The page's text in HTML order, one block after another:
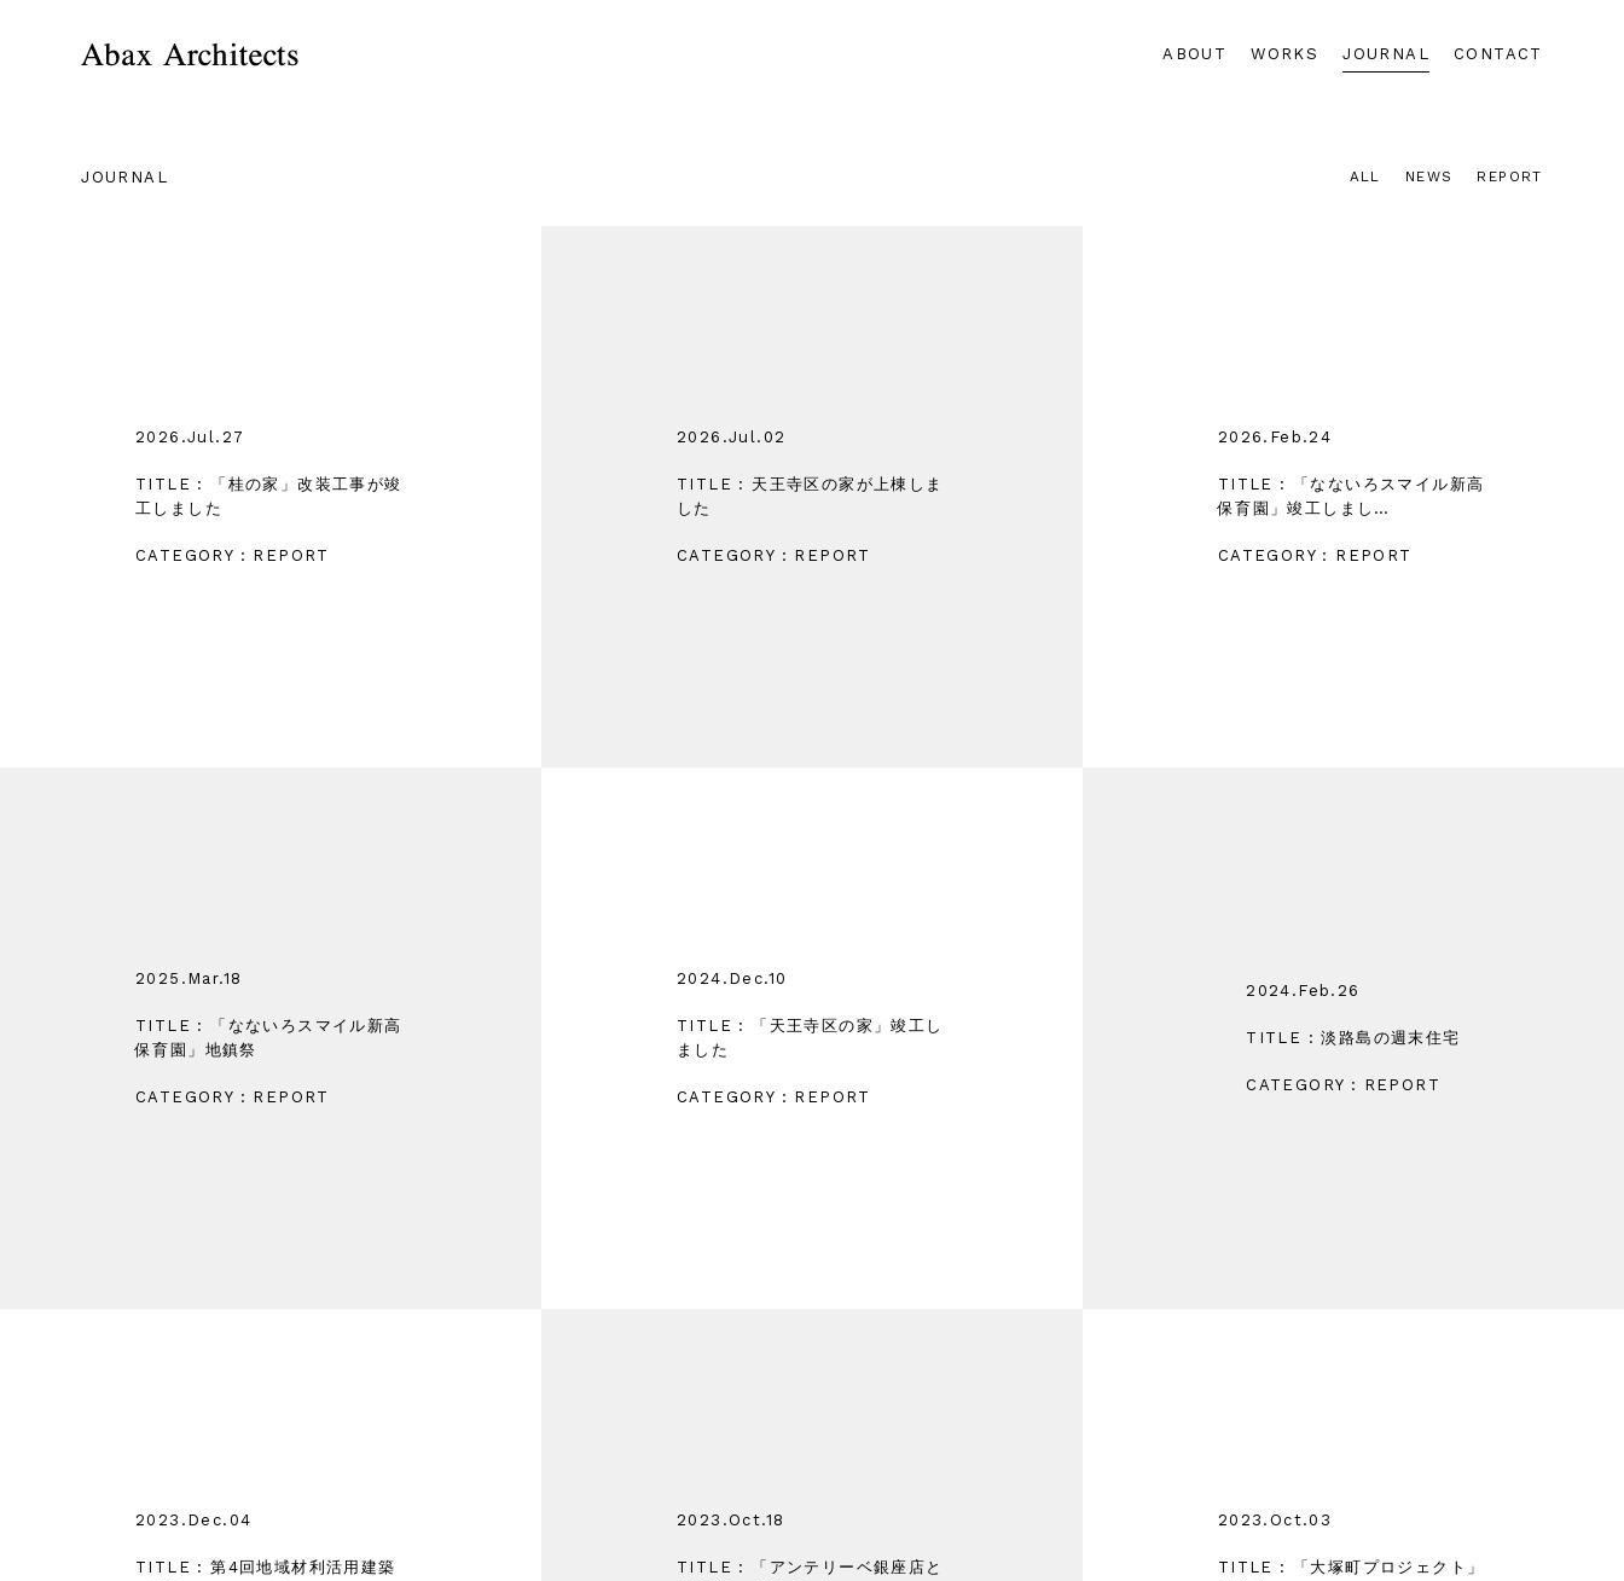
ABOUT WORKS JOURNAL CONTACT
JOURNAL ALL NEWS REPORT
2026.Jul.27
TITLE : 「桂の家」改装工事が竣
工しました
CATEGORY : REPORT
2026.Jul.02
TITLE : 天王寺区の家が上棟しま
した
CATEGORY : REPORT
2026.Feb.24
TITLE : 「なないろスマイル新高
保育園」竣工しまし…
CATEGORY : REPORT
2025.Mar.18
TITLE : 「なないろスマイル新高
保育園」地鎮祭
CATEGORY : REPORT
2024.Dec.10
TITLE : 「天王寺区の家」竣工し
ました
CATEGORY : REPORT
2024.Feb.26
TITLE : 淡路島の週末住宅
CATEGORY : REPORT
2023.Dec.04
TITLE : 第4回地域材利活用建築
2023.Oct.18
TITLE : 「アンテリーベ銀座店と
2023.Oct.03
TITLE : 「大塚町プロジェクト」